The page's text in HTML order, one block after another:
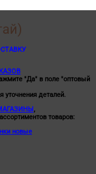
"Да" в поле "оптовый
деталей.
,
товаров:
новые